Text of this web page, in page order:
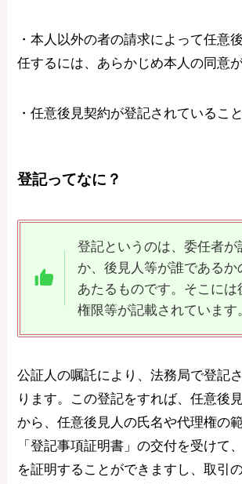
・本人以外の者の請求によって任意
任するには、あらかじめ本人の同意が
・任意後見契約が登記されているこ
登記ってなに？
登記というのは、委任者が
か、後見人等が誰であるか
あたるものです。そこには
権限等が記載されています
公証人の嘱託により、法務局で登記
ります。この登記をすれば、任意後
から、任意後見人の氏名や代理権の
「登記事項証明書」の交付を受けて
を証明することができますし、取引